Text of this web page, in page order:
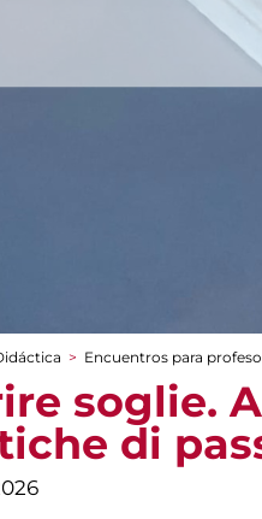
here
> Encuentros para
soglie.
di